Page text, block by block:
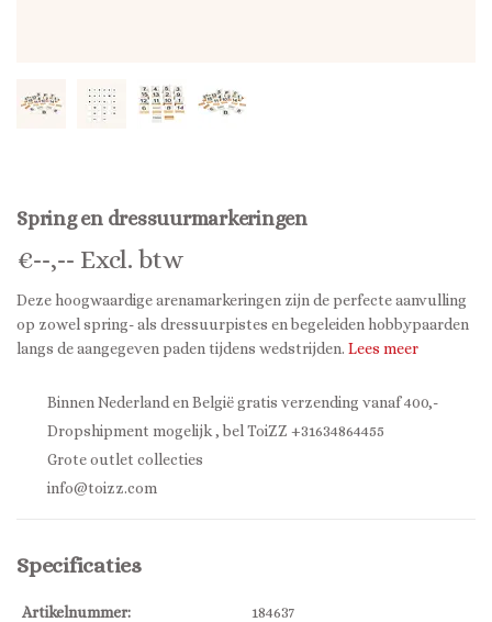
Spring en dressuurmarkeringen
€--,-- Excl. btw
Deze hoogwaardige arenamarkeringen zijn de perfecte aanvulling
op zowel spring- als dressuurpistes en begeleiden hobbypaarden
langs de aangegeven paden tijdens wedstrijden. Lees meer
Binnen Nederland en België gratis verzending vanaf 400,-
Dropshipment mogelijk , bel ToiZZ +31634864455
Grote outlet collecties
info@toizz.com
Specificaties
Artikelnummer:
184637